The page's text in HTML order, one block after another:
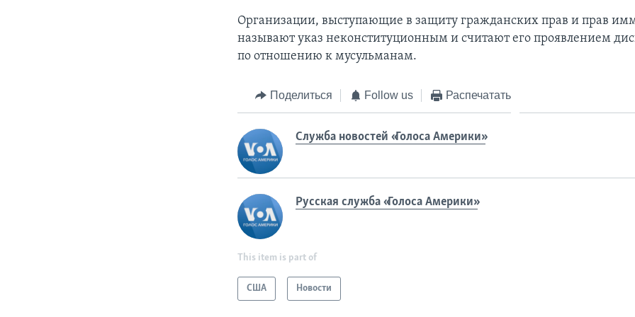
Организации, выступающие в защиту гражданских прав и прав
называют указ неконституционным и считают его проявлением
по отношению к мусульманам.
Поделиться Follow us Распечатать
Служба новостей «Голоса Америки»
Русская служба «Голоса Америки»
This item is part of
США Новости